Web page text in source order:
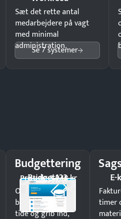
Sæt det rette antal
medarbejdere på vagt
med minimal
administration.
Se 7 systemer
Budgettering
Budget123
Pristjek: 3.948 kr
Opdag
budgetafvigelser i
tide og grib ind,
timer